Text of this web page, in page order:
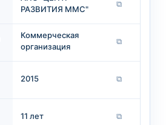
РАЗВИТИЯ ММС"
⧉
Коммерческая
организация
⧉
2015 ⧉
11 лет ⧉